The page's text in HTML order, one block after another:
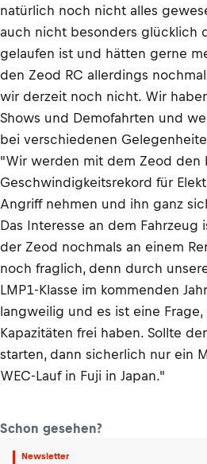
natürlich noch nicht alles
auch nicht besonders glücklich
gelaufen ist und hätten gerne
den Zeod RC allerdings
wir derzeit noch nicht. Wir
Shows und Demofahrten und
bei verschiedenen
"Wir werden mit dem Zeod den
Geschwindigkeitsrekord für
Angriff nehmen und ihn ganz
Das Interesse an dem Fahrzeug
der Zeod nochmals an einem
noch fraglich, denn durch
LMP1-Klasse im kommenden
langweilig und es ist eine
Kapazitäten frei haben. Sollte
starten, dann sicherlich nur ein
WEC-Lauf in Fuji in Japan."
Schon gesehen?
Newsletter